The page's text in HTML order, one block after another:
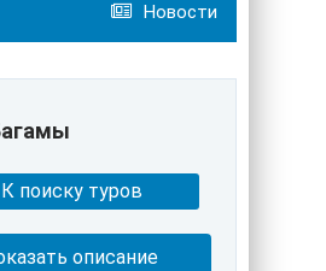
Новости
К поиску туров
описание